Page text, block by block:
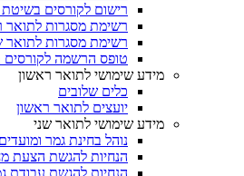
רישום לקורסים בשיטת
רשימת מסגרות לתואר
רשימת מסגרות לתואר
טופס הרשמה לקורסים
מידע שימושי לתואר ראשון
כלים שלובים
יועצים לתואר ראשון
מידע שימושי לתואר שני
נוהל בחינת גמר ומועדים
הנחיות להגשת הצעת
הנחיות להגשת עבודת